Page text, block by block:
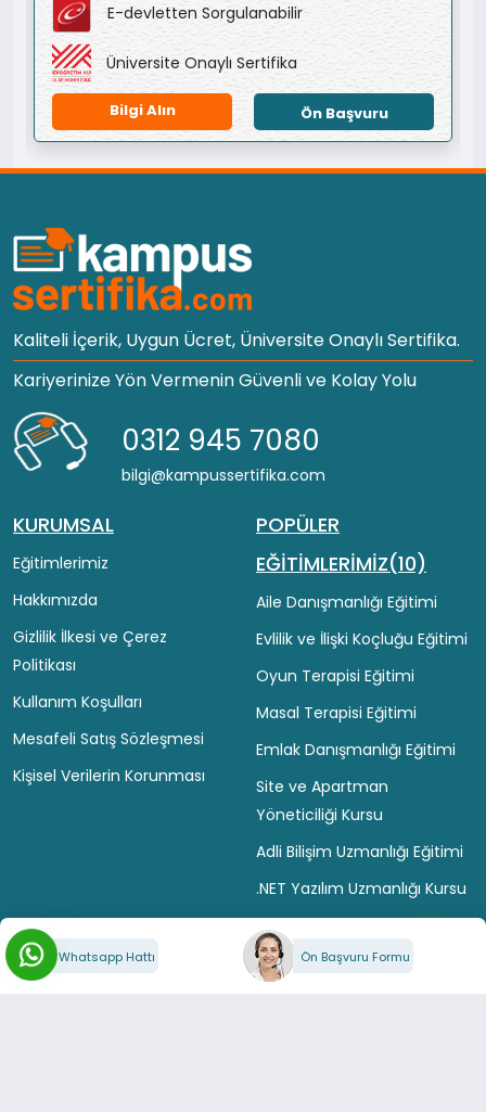
Whatsapp Hattı Ön Başvuru Formu
E-devletten Sorgulanabilir
Üniversite Onaylı Sertifika
Bilgi Alın Ön Başvuru
Kaliteli İçerik, Uygun Ücret, Üniversite Onaylı Sertifika.
Kariyerinize Yön Vermenin Güvenli ve Kolay Yolu
0312 945 7080
bilgi@kampussertifika.com
KURUMSAL
Eğitimlerimiz
Hakkımızda
Gizlilik İlkesi ve Çerez
Politikası
Kullanım Koşulları
Mesafeli Satış Sözleşmesi
Kişisel Verilerin Korunması
POPÜLER
EĞİTİMLERİMİZ(10)
Aile Danışmanlığı Eğitimi
Evlilik ve İlişki Koçluğu Eğitimi
Oyun Terapisi Eğitimi
Masal Terapisi Eğitimi
Emlak Danışmanlığı Eğitimi
Site ve Apartman
Yöneticiliği Kursu
Adli Bilişim Uzmanlığı Eğitimi
.NET Yazılım Uzmanlığı Kursu
Python Yazılım Eğitimi
Bilgisayar Programcılığı